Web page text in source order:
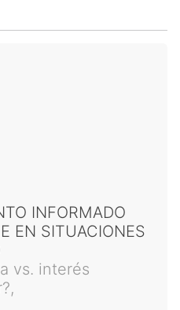
INFORMADO
EN SITUACIONES
vs. interés